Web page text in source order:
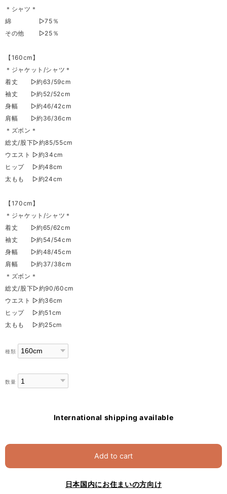
＊シャツ＊
綿 ▷75％
その他 ▷25％
【160cm】
＊ジャケット/シャツ＊
着丈 ▷約63/59cm
袖丈 ▷約52/52cm
身幅 ▷約46/42cm
肩幅 ▷約36/36cm
＊ズボン＊
総丈/股下▷約85/55cm
ウエスト ▷約34cm
ヒップ ▷約48cm
太もも ▷約24cm
【170cm】
＊ジャケット/シャツ＊
着丈 ▷約65/62cm
袖丈 ▷約54/54cm
身幅 ▷約48/45cm
肩幅 ▷約37/38cm
＊ズボン＊
総丈/股下▷約90/60cm
ウエスト ▷約36cm
ヒップ ▷約51cm
太もも ▷約25cm
種類
数量
International shipping available
Add to cart
日本国内にお住まいの方向け